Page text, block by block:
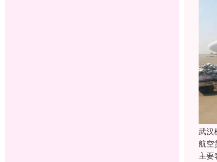
武汉
航空
主要